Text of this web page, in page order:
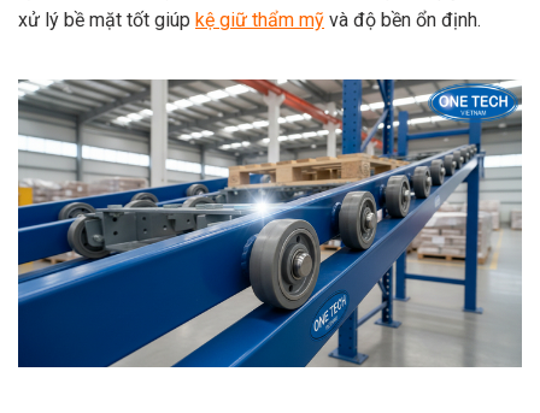
xử lý bề mặt tốt giúp kệ giữ thẩm mỹ và độ bền ổn định.